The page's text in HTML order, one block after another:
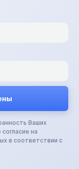
Ваших
на
в соответствии с